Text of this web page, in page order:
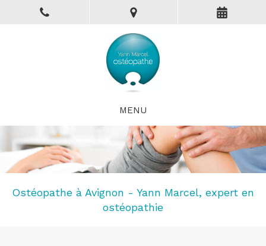
MENU
Ostéopathe à Avignon - Yann Marcel, expert en
ostéopathie